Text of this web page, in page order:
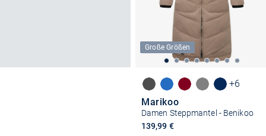
Große Größen
+6
Marikoo
Damen Steppmantel - Benikoo
139,99 €